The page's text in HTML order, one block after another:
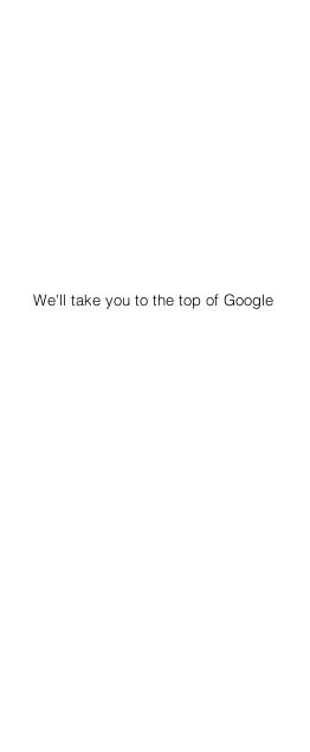
We'll take you to the top of Google